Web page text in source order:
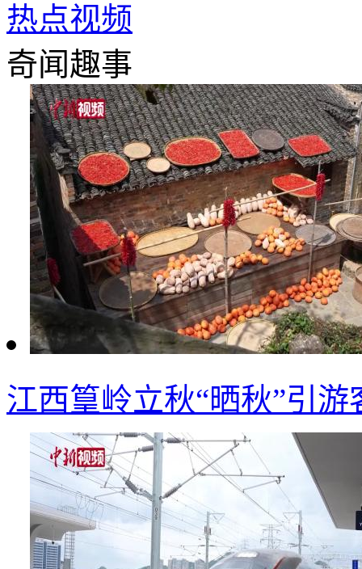
热点视频
奇闻趣事
江西篁岭立秋“晒秋”引游